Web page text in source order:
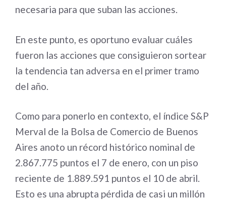
necesaria para que suban las acciones.
En este punto, es oportuno evaluar cuáles
fueron las acciones que consiguieron sortear
la tendencia tan adversa en el primer tramo
del año.
Como para ponerlo en contexto, el índice S&P
Merval de la Bolsa de Comercio de Buenos
Aires anoto un récord histórico nominal de
2.867.775 puntos el 7 de enero, con un piso
reciente de 1.889.591 puntos el 10 de abril.
Esto es una abrupta pérdida de casi un millón